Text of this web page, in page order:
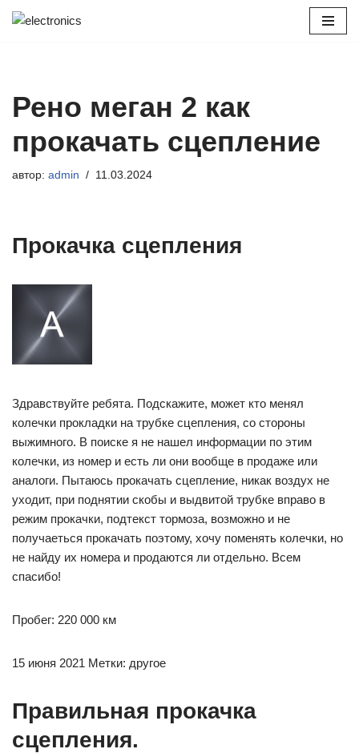
Рено меган 2 как
прокачать сцепление
автор: admin 11.03.2024
Прокачка сцепления
Здравствуйте ребята. Подскажите, может кто менял
колечки прокладки на трубке сцепления, со стороны
выжимного. В поиске я не нашел информации по этим
колечки, из номер и есть ли они вообще в продаже или
аналоги. Пытаюсь прокачать сцепление, никак воздух не
уходит, при поднятии скобы и выдвитой трубке вправо в
режим прокачки, подтекст тормоза, возможно и не
получаеться прокачать поэтому, хочу поменять колечки, но
не найду их номера и продаются ли отдельно. Всем
спасибо!
Пробег: 220 000 км
15 июня 2021 Метки: другое
Правильная прокачка
сцепления.